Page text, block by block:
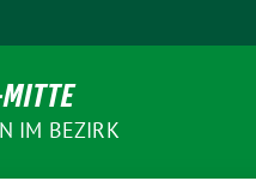
IM BEZIRK